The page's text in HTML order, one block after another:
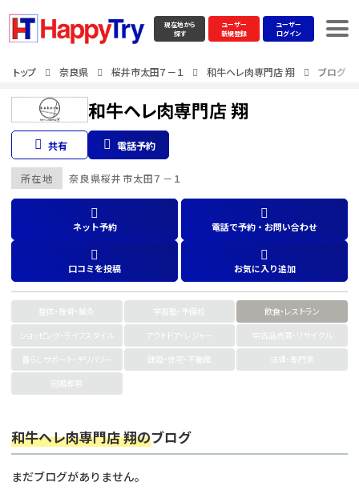
現在地から
探す
ユーザー
新規登録
ユーザー
ログイン
トップ 奈良県 桜井市太田７－１ 和牛ヘレ肉専門店 翔 ブログ
和牛ヘレ肉専門店 翔
共有 電話予約
所在地 奈良県桜井市太田７－１
ネット予約 電話で予約・お問い合わせ
口コミを投稿 お気に入り追加
整体・接骨・鍼灸 学習塾・予備校
飲食・レストラン
ショッピング・ライフスタイル
アウトドア・レジャー
中古品売買・リサイクル
暮らしサポート・デリバリー
建設・住宅・不動産
法律・専門家
冠婚葬祭
和牛ヘレ肉専門店 翔のブログ
まだブログがありません。